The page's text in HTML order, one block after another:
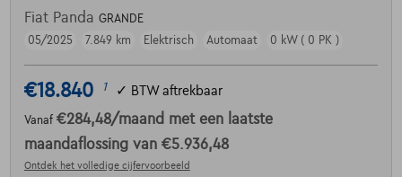
Fiat Panda GRANDE
05/2025
7.849 km Elektrisch Automaat 0 kW ( 0 PK )
€18.840 1 ✓ BTW aftrekbaar
Vanaf €284,48/maand met een laatste
maandaflossing van €5.936,48
Ontdek het volledige cijfervoorbeeld